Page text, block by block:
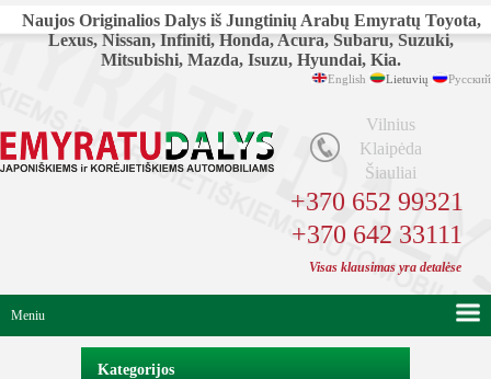
Naujos Originalios Dalys iš Jungtinių Arabų Emyratų Toyota,
Lexus, Nissan, Infiniti, Honda, Acura, Subaru, Suzuki,
Mitsubishi, Mazda, Isuzu, Hyundai, Kia.
English Lietuvių Русский
Vilnius
Klaipėda
Šiauliai
+370 652 99321
+370 642 33111
Visas klausimas yra detalėse
Meniu
Kategorijos